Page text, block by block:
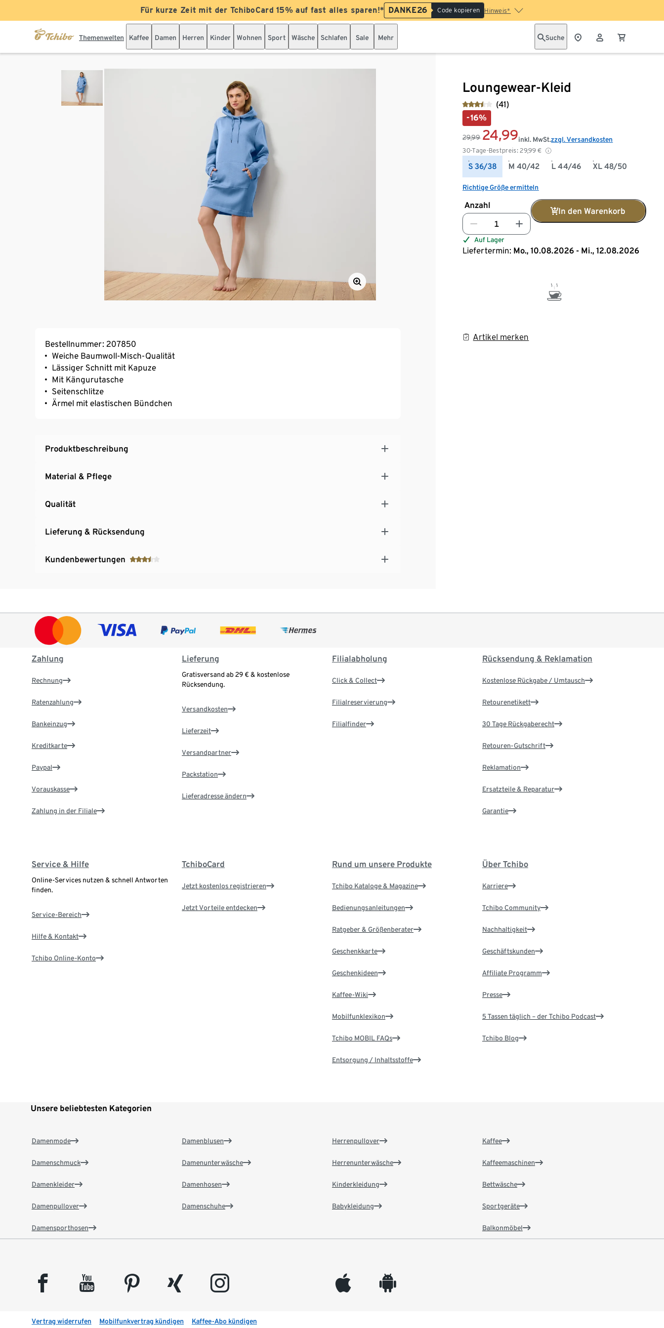
Für kurze Zeit mit der TchiboCard 15% auf fast alles sparen!* DANKE26 Code kopieren Hinweis*
Themenwelten Kaffee Damen Herren Kinder Wohnen Sport Wäsche Schlafen Sale Mehr Suche
Loungewear-Kleid
(41)
-16%
29,99 24,99
30-Tage-Bestpreis: 29,99 €
inkl. MwSt.zzgl. Versandkosten
S 36/38 M 40/42 L 44/46 XL 48/50
Richtige Größe ermitteln
Anzahl
In den Warenkorb
Auf Lager
Liefertermin: Mo., 10.08.2026 - Mi., 12.08.2026
Artikel merken
Bestellnummer: 207850
Weiche Baumwoll-Misch-Qualität
Lässiger Schnitt mit Kapuze
Mit Kängurutasche
Seitenschlitze
Ärmel mit elastischen Bündchen
Produktbeschreibung
Material & Pflege
Qualität
Lieferung & Rücksendung
Kundenbewertungen
Zahlung
Rechnung
Ratenzahlung
Bankeinzug
Kreditkarte
Paypal
Vorauskasse
Zahlung in der Filiale
Lieferung
Gratisversand ab 29 € & kostenlose
Rücksendung.
Versandkosten
Lieferzeit
Versandpartner
Packstation
Lieferadresse ändern
Filialabholung
Click & Collect
Filialreservierung
Filialfinder
Rücksendung & Reklamation
Kostenlose Rückgabe / Umtausch
Retourenetikett
30 Tage Rückgaberecht
Retouren-Gutschrift
Reklamation
Ersatzteile & Reparatur
Garantie
Service & Hilfe
Online-Services nutzen & schnell Antworten
finden.
Service-Bereich
Hilfe & Kontakt
Tchibo Online-Konto
TchiboCard
Jetzt kostenlos registrieren
Jetzt Vorteile entdecken
Rund um unsere Produkte
Tchibo Kataloge & Magazine
Bedienungsanleitungen
Ratgeber & Größenberater
Geschenkkarte
Geschenkideen
Kaffee-Wiki
Mobilfunklexikon
Tchibo MOBIL FAQs
Entsorgung / Inhaltsstoffe
Über Tchibo
Karriere
Tchibo Community
Nachhaltigkeit
Geschäftskunden
Affiliate Programm
Presse
5 Tassen täglich – der Tchibo Podcast
Tchibo Blog
Unsere beliebtesten Kategorien
Damenmode
Damenschmuck
Damenkleider
Damenpullover
Damensporthosen
Damenblusen
Damenunterwäsche
Damenhosen
Damenschuhe
Herrenpullover
Herrenunterwäsche
Kinderkleidung
Babykleidung
Kaffee
Kaffeemaschinen
Bettwäsche
Sportgeräte
Balkonmöbel
facebook youtube pinterest xing instagram appleinc android
Vertrag widerrufen Mobilfunkvertrag kündigen Kaffee-Abo kündigen